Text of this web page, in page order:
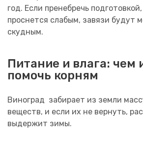
год. Если пренебречь
проснется слабым, завязи будут
скудным.
Питание и влага: чем
помочь корням
Виноград забирает из земли
веществ, и если их не вернуть,
выдержит зимы.